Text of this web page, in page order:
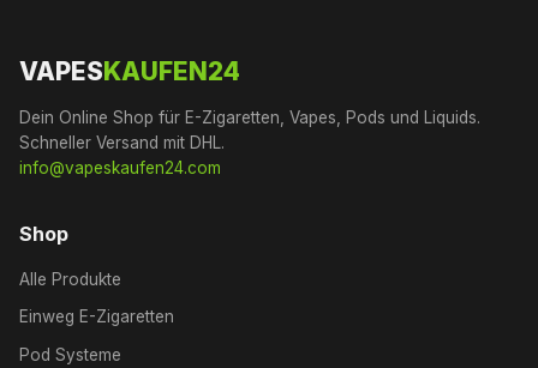
VAPESKAUFEN24
Dein Online Shop für E-Zigaretten, Vapes, Pods und Liquids.
Schneller Versand mit DHL.
info@vapeskaufen24.com
Shop
Alle Produkte
Einweg E-Zigaretten
Pod Systeme